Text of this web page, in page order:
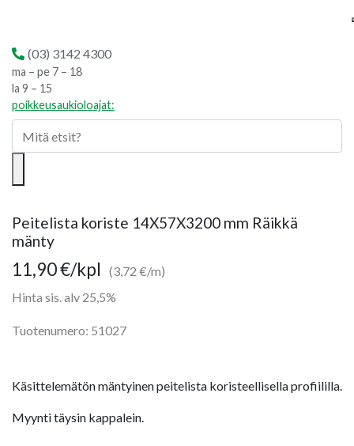
(03) 3142 4300
ma – pe 7 – 18
la 9 – 15
poikkeusaukioloajat:
Peitelista koriste 14X57X3200 mm Räikkä
mänty
11,90€/kpl
(3,72 €/m)
Hinta sis. alv 25,5%
Tuotenumero: 51027
Käsittelemätön mäntyinen peitelista koristeellisella profiililla.
Myynti täysin kappalein.